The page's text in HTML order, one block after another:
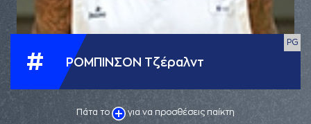
# ΡΟΜΠΙΝΣΟΝ Τζέραλντ
PG
Πάτα το για να προσθέσεις παίκτη